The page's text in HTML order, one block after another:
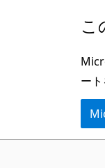
こ
ート